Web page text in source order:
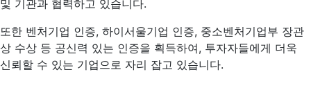
및 기관과 협력하고 있습니다.
또한 벤처기업 인증, 하이서울기업 인증, 중소벤처기업부 장관
상 수상 등 공신력 있는 인증을 획득하여, 투자자들에게 더욱
신뢰할 수 있는 기업으로 자리 잡고 있습니다.